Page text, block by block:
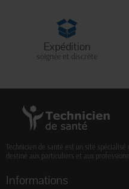
Expédition
soignée et discrète
Technicien de santé est un site
destiné aux particuliers et aux
Informations